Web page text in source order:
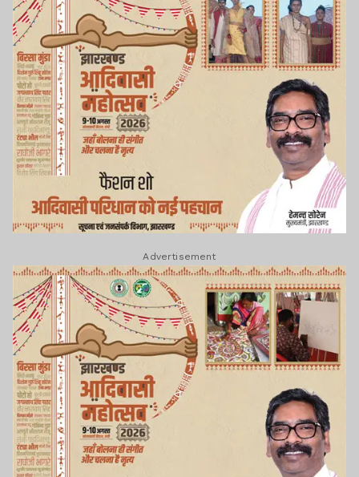
Advertisement